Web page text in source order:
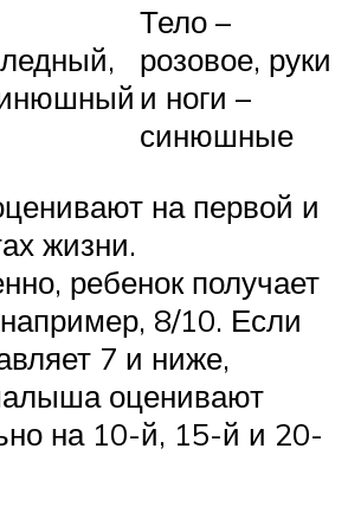
Тело –
розовое, руки
и ноги –
синюшные
на первой и
жизни.
ребенок получает
8/10. Если
7 и ниже,
оценивают
на 10-й, 15-й и 20-